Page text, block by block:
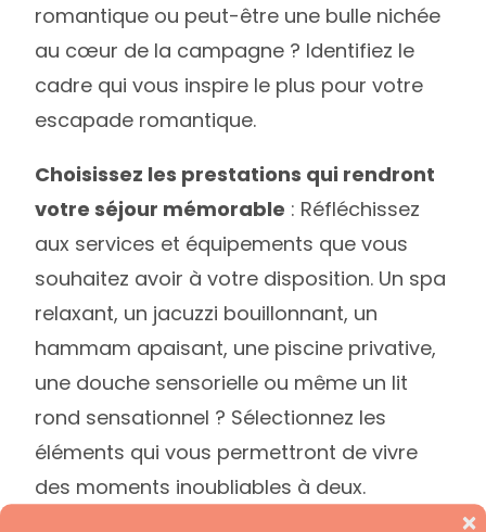
romantique ou peut-être une bulle nichée
au cœur de la campagne ? Identifiez le
cadre qui vous inspire le plus pour votre
escapade romantique.
Choisissez les prestations qui rendront
votre séjour mémorable : Réfléchissez
aux services et équipements que vous
souhaitez avoir à votre disposition. Un spa
relaxant, un jacuzzi bouillonnant, un
hammam apaisant, une piscine privative,
une douche sensorielle ou même un lit
rond sensationnel ? Sélectionnez les
éléments qui vous permettront de vivre
des moments inoubliables à deux.